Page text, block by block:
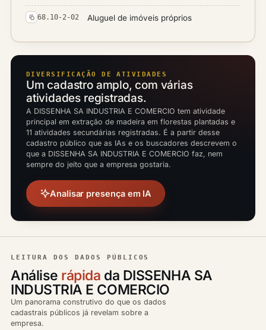
68.10-2-02 Aluguel de imóveis próprios
DIVERSIFICAÇÃO DE ATIVIDADES
Um cadastro amplo, com várias
atividades registradas.
A DISSENHA SA INDUSTRIA E COMERCIO tem atividade
principal em extração de madeira em florestas plantadas e
11 atividades secundárias registradas. É a partir desse
cadastro público que as IAs e os buscadores descrevem o
que a DISSENHA SA INDUSTRIA E COMERCIO faz, nem
sempre do jeito que a empresa gostaria.
Analisar presença em IA
LEITURA DOS DADOS PÚBLICOS
Análise rápida da DISSENHA SA
INDUSTRIA E COMERCIO
Um panorama construtivo do que os dados
cadastrais públicos já revelam sobre a
empresa.